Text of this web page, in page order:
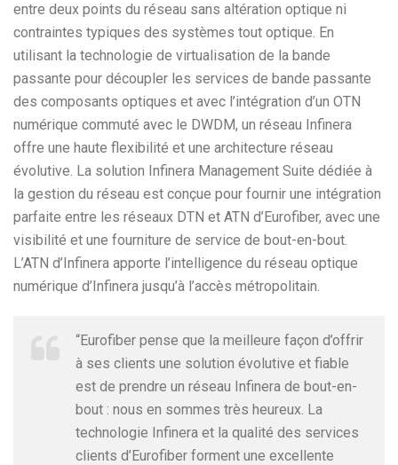
entre deux points du réseau sans altération optique ni
contraintes typiques des systèmes tout optique. En
utilisant la technologie de virtualisation de la bande
passante pour découpler les services de bande passante
des composants optiques et avec l’intégration d’un OTN
numérique commuté avec le DWDM, un réseau Infinera
offre une haute flexibilité et une architecture réseau
évolutive. La solution Infinera Management Suite dédiée à
la gestion du réseau est conçue pour fournir une intégration
parfaite entre les réseaux DTN et ATN d’Eurofiber, avec une
visibilité et une fourniture de service de bout-en-bout.
L’ATN d’Infinera apporte l’intelligence du réseau optique
numérique d’Infinera jusqu’à l’accès métropolitain.
“Eurofiber pense que la meilleure façon d’offrir
à ses clients une solution évolutive et fiable
est de prendre un réseau Infinera de bout-en-
bout : nous en sommes très heureux. La
technologie Infinera et la qualité des services
clients d’Eurofiber forment une excellente